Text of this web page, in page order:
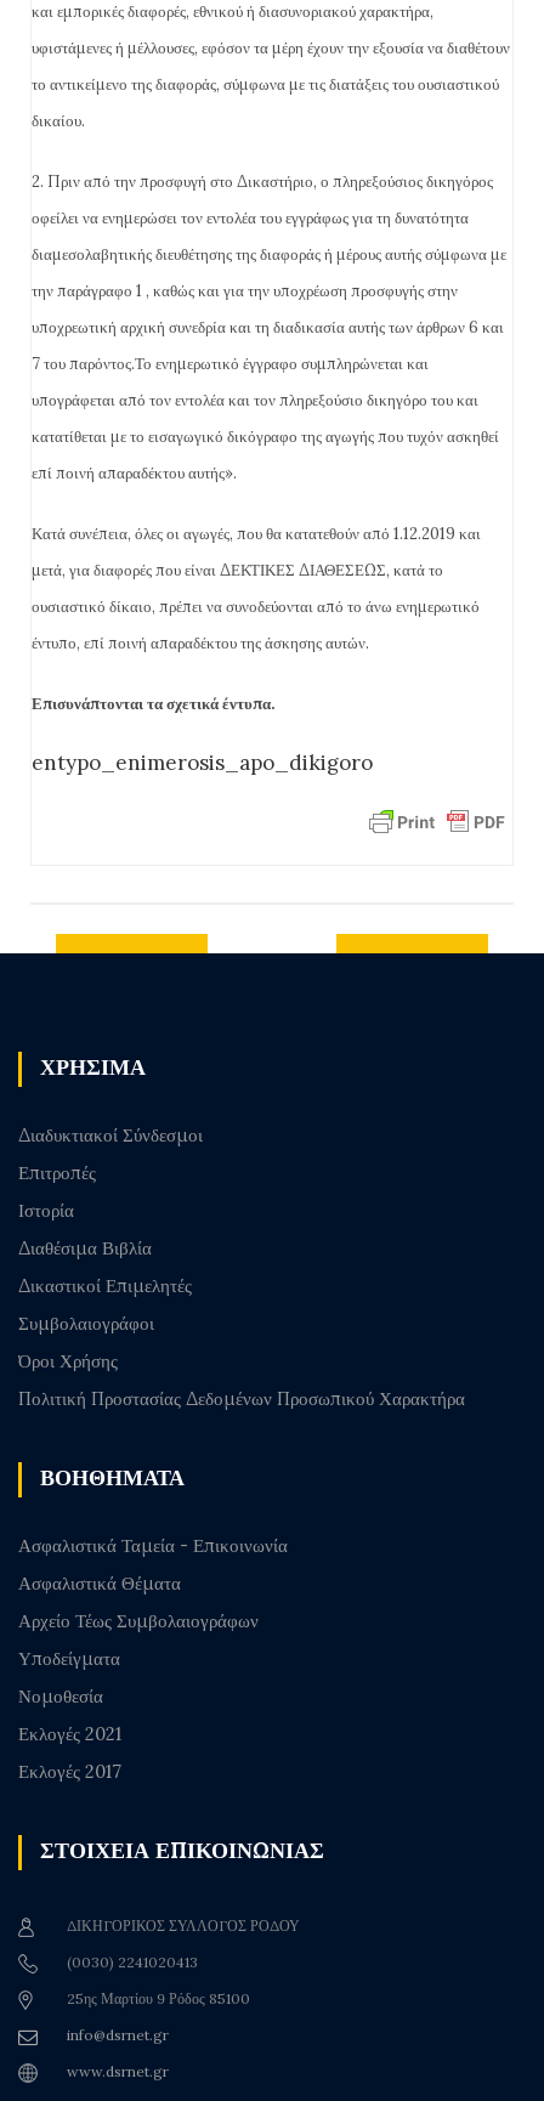
και εμπορικές διαφορές, εθνικού ή διασυνοριακού χαρακτήρα,
υφιστάμενες ή μέλλουσες, εφόσον τα μέρη έχουν την εξουσία να διαθέτουν
το αντικείμενο της διαφοράς, σύμφωνα με τις διατάξεις του ουσιαστικού
δικαίου.
2. Πριν από την προσφυγή στο Δικαστήριο, ο πληρεξούσιος δικηγόρος
οφείλει να ενημερώσει τον εντολέα του εγγράφως για τη δυνατότητα
διαμεσολαβητικής διευθέτησης της διαφοράς ή μέρους αυτής σύμφωνα με
την παράγραφο 1 , καθώς και για την υποχρέωση προσφυγής στην
υποχρεωτική αρχική συνεδρία και τη διαδικασία αυτής των άρθρων 6 και
7 του παρόντος.Το ενημερωτικό έγγραφο συμπληρώνεται και
υπογράφεται από τον εντολέα και τον πληρεξούσιο δικηγόρο του και
κατατίθεται με το εισαγωγικό δικόγραφο της αγωγής που τυχόν ασκηθεί
επί ποινή απαραδέκτου αυτής».
Κατά συνέπεια, όλες οι αγωγές, που θα κατατεθούν από 1.12.2019 και
μετά, για διαφορές που είναι ΔΕΚΤΙΚΕΣ ΔΙΑΘΕΣΕΩΣ, κατά το
ουσιαστικό δίκαιο, πρέπει να συνοδεύονται από το άνω ενημερωτικό
έντυπο, επί ποινή απαραδέκτου της άσκησης αυτών.
Επισυνάπτονται τα σχετικά έντυπα.
entypo_enimerosis_apo_dikigoro
ΧΡΗΣΙΜΑ
Διαδυκτιακοί Σύνδεσμοι
Επιτροπές
Ιστορία
Διαθέσιμα Βιβλία
Δικαστικοί Επιμελητές
Συμβολαιογράφοι
Όροι Χρήσης
Πολιτική Προστασίας Δεδομένων Προσωπικού Χαρακτήρα
ΒΟΗΘΗΜΑΤΑ
Ασφαλιστικά Ταμεία - Επικοινωνία
Ασφαλιστικά Θέματα
Αρχείο Τέως Συμβολαιογράφων
Υποδείγματα
Νομοθεσία
Εκλογές 2021
Εκλογές 2017
ΣΤΟΙΧΕΙΑ ΕΠΙΚΟΙΝΩΝΙΑΣ
ΔΙΚΗΓΟΡΙΚΟΣ ΣΥΛΛΟΓΟΣ ΡΟΔΟΥ
(0030) 2241020413
25ης Μαρτίου 9 Ρόδος 85100
info@dsrnet.gr
www.dsrnet.gr